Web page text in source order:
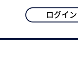
ログイン